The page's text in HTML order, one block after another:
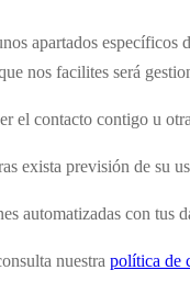
apartados
nos facilites será
el contacto contigo u
exista previsión de su
automatizadas con tus
nuestra política de